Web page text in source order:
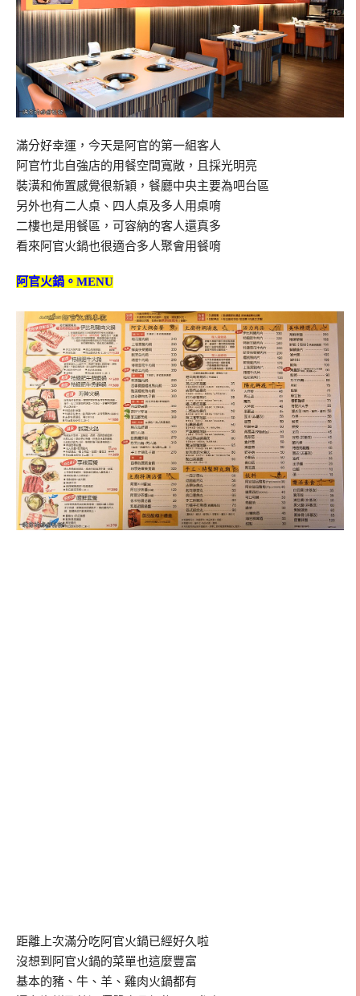
滿分好幸運，今天是阿官的第一組客人
阿官竹北自強店的用餐空間寬敞，且採光明亮
裝潢和佈置感覺很新穎，餐廳中央主要為吧台區
另外也有二人桌、四人桌及多人用桌唷
二樓也是用餐區，可容納的客人還真多
看來阿官火鍋也很適合多人聚會用餐唷
阿官火鍋。MENU
距離上次滿分吃阿官火鍋已經好久啦
沒想到阿官火鍋的菜單也這麼豐富
基本的豬、牛、羊、雞肉火鍋都有